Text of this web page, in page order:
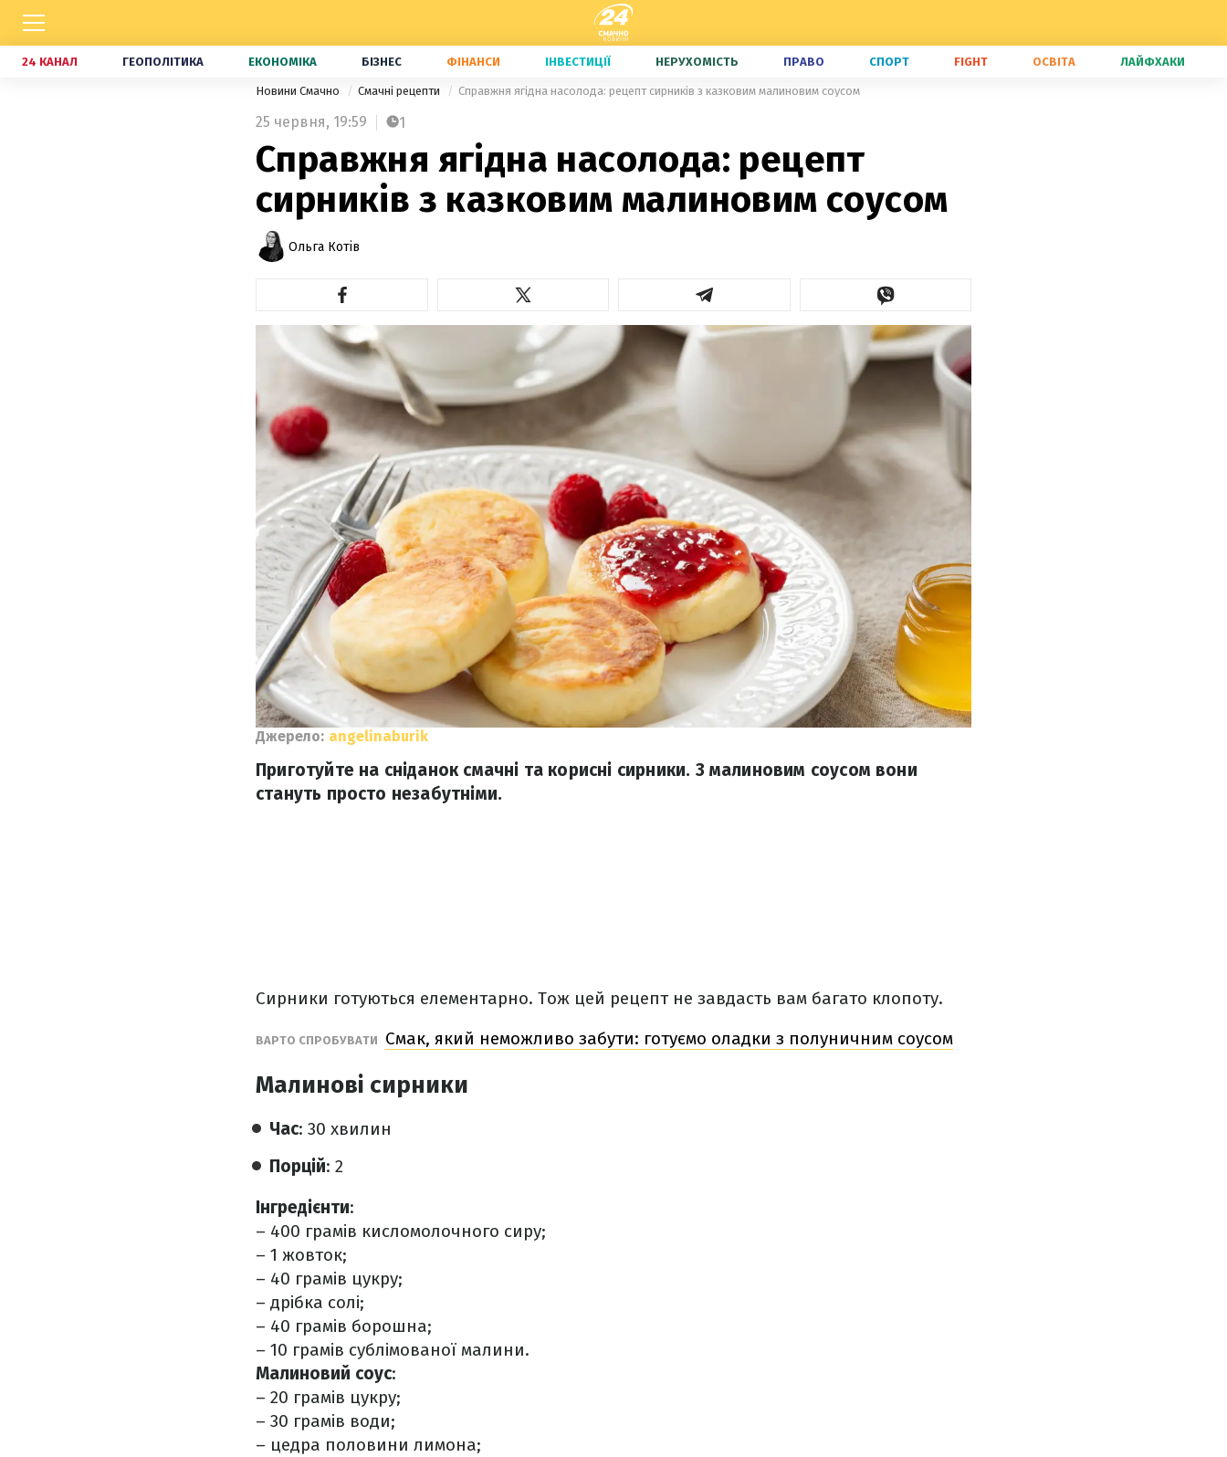
24 КАНАЛ ГЕОПОЛІТИКА ЕКОНОМІКА БІЗНЕС ФІНАНСИ ІНВЕСТИЦІЇ НЕРУХОМІСТЬ ПРАВО СПОРТ FIGHT ОСВІТА ЛАЙФХАКИ
Новини Смачно Смачні рецепти Справжня ягідна насолода: рецепт сирників з казковим малиновим соусом
25 червня, 19:59 1
Справжня ягідна насолода: рецепт
сирників з казковим малиновим соусом
Ольга Котів
Джерело: angelinaburik
Приготуйте на сніданок смачні та корисні сирники. З малиновим соусом вони
стануть просто незабутніми.
Сирники готуються елементарно. Тож цей рецепт не завдасть вам багато клопоту.
ВАРТО СПРОБУВАТИ Смак, який неможливо забути: готуємо оладки з полуничним соусом
Малинові сирники
Час: 30 хвилин
Порцій: 2
Інгредієнти:
– 400 грамів кисломолочного сиру;
– 1 жовток;
– 40 грамів цукру;
– дрібка солі;
– 40 грамів борошна;
– 10 грамів сублімованої малини.
Малиновий соус:
– 20 грамів цукру;
– 30 грамів води;
– цедра половини лимона;